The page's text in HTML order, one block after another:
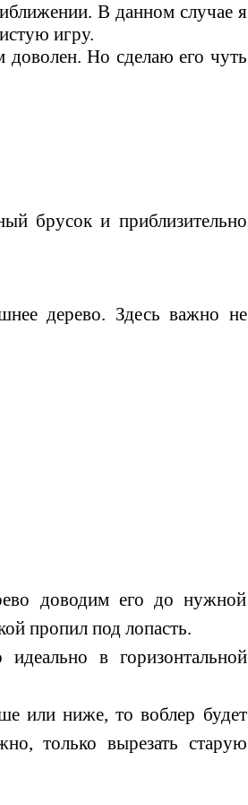
В данном случае я
игру.
доволен. Но сделаю его чуть
брусок и приблизительно
дерево. Здесь важно не
доводим его до нужной
пропил под лопасть.
в горизонтальной
или ниже, то воблер будет
только вырезать старую